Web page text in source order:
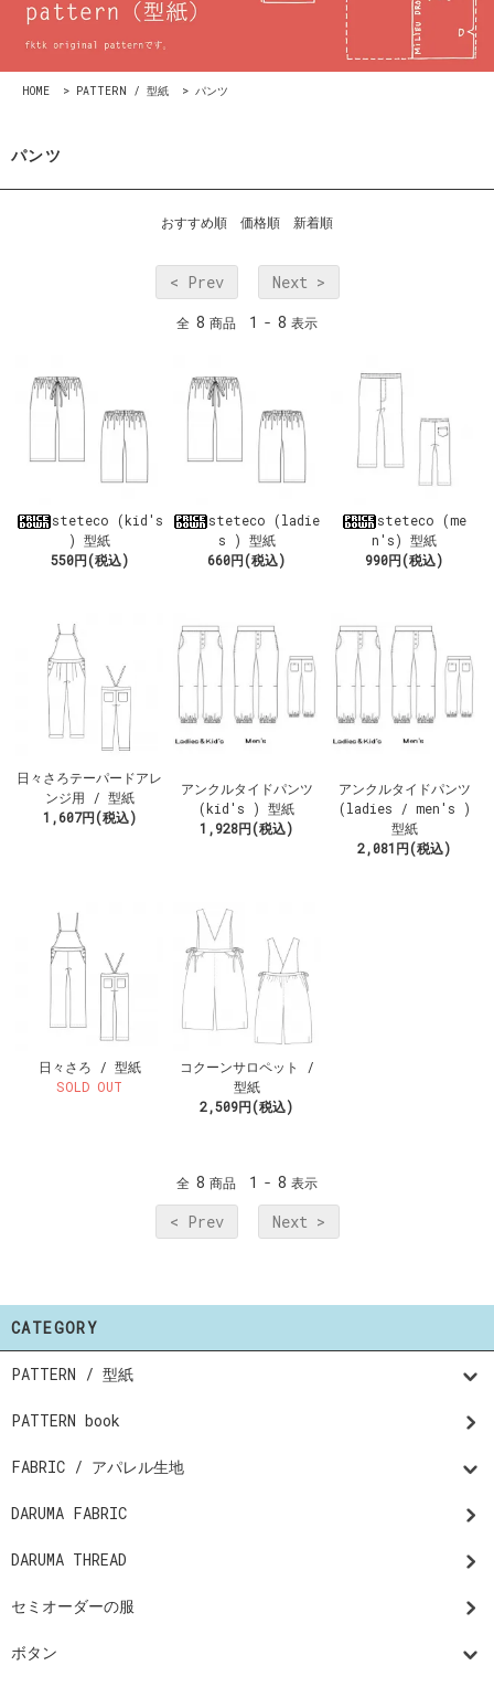
HOME > PATTERN / 型紙 > パンツ
パンツ
おすすめ順 価格順 新着順
< Prev Next >
全 8 商品 1 - 8 表示
steteco (kid's
) 型紙
550円(税込)
steteco (ladie
s ) 型紙
660円(税込)
steteco (me
n's) 型紙
990円(税込)
日々さろテーパードアレ
ンジ用 / 型紙
1,607円(税込)
アンクルタイドパンツ
(kid's ) 型紙
1,928円(税込)
アンクルタイドパンツ
(ladies / men's )
型紙
2,081円(税込)
日々さろ / 型紙
SOLD OUT
コクーンサロペット /
型紙
2,509円(税込)
全 8 商品 1 - 8 表示
< Prev Next >
CATEGORY
PATTERN / 型紙
PATTERN book
FABRIC / アパレル生地
DARUMA FABRIC
DARUMA THREAD
セミオーダーの服
ボタン